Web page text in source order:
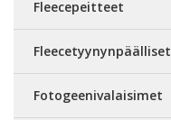
Fleecepeitteet
Fleecetyynynpäälliset
Fotogeenivalaisimet